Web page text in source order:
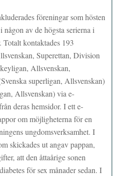
föreningar som hösten
av de högsta serierna i
Totalt kontaktades 193
Superettan, Division
Allsvenskan,
superligan, Allsvenskan)
Allsvenskan) via e-
deras hemsidor. I ett e-
om möjligheterna för en
ungdomsverksamhet. I
skickades ut angav pappan,
att den åttaårige sonen
för sex månader sedan. I